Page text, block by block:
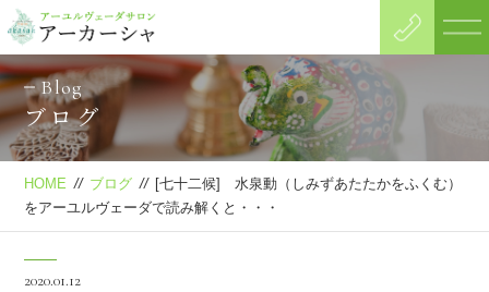
Blog
ブログ
HOME // ブログ // [七十二候] 水泉動（しみずあたたかをふくむ）
をアーユルヴェーダで読み解くと・・・
2020.01.12